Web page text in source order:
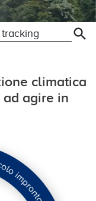
climatica
agire in
search